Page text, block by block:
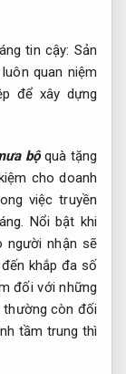
tin cậy: Sản
quan niệm
để xây dựng
bộquà tặng
cho doanh
việc truyền
Nổi bật khi
người nhận sẽ
khắp đa số
đối với những
thường còn đối
tầm trung thì